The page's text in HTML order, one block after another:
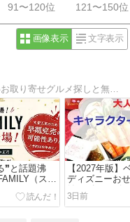
91〜120位 121〜150位
画像表示 文字表示
❞と話題沸
（スパ
』おせちが
【2027年版】
ディズニーお
始！ズートピ
プーさん100周
3日前